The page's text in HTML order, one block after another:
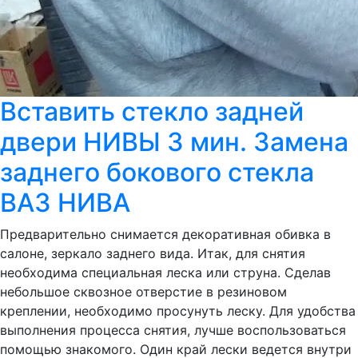
Вставить стекло задней
двери НИВЫ 3 мин. Замена
заднего бокового стекла
ВАЗ НИВА
Предварительно снимается декоративная обивка в
салоне, зеркало заднего вида. Итак, для снятия
необходима специальная леска или струна. Сделав
небольшое сквозное отверстие в резиновом
креплении, необходимо просунуть леску. Для удобства
выполнения процесса снятия, лучше воспользоваться
помощью знакомого. Один край лески ведется внутри